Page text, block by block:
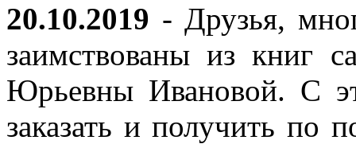
20.10.2019 - Друзья,
заимствованы из книг
Юрьевны Ивановой. С
заказать и получить по